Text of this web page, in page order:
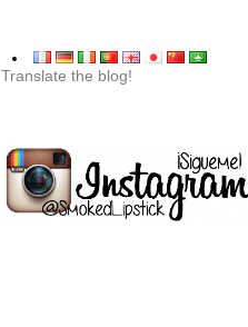
Translate the blog!